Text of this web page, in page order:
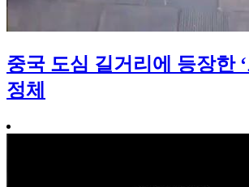
중국 도심 길거리에 등장한
정체